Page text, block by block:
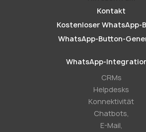
Kontakt
Kostenloser WhatsApp-
WhatsApp-Button-
WhatsApp-
CRMs
Helpdesks
Konnektivität
Chatbots,
E-Mail,